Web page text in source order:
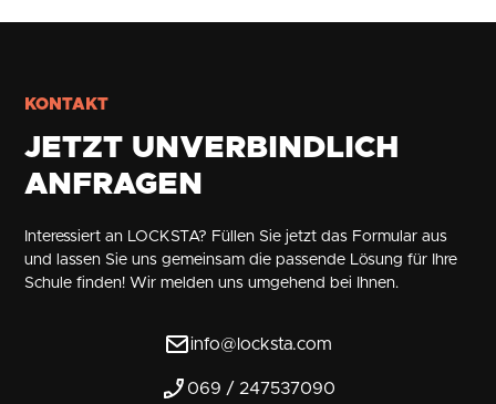
KONTAKT
JETZT UNVERBINDLICH
ANFRAGEN
Interessiert an LOCKSTA? Füllen Sie jetzt das Formular aus
und lassen Sie uns gemeinsam die passende Lösung für Ihre
Schule finden! Wir melden uns umgehend bei Ihnen.
info@locksta.com
069 / 247537090